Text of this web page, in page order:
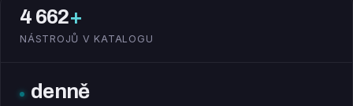
4 662+
NÁSTROJŮ V KATALOGU
denně